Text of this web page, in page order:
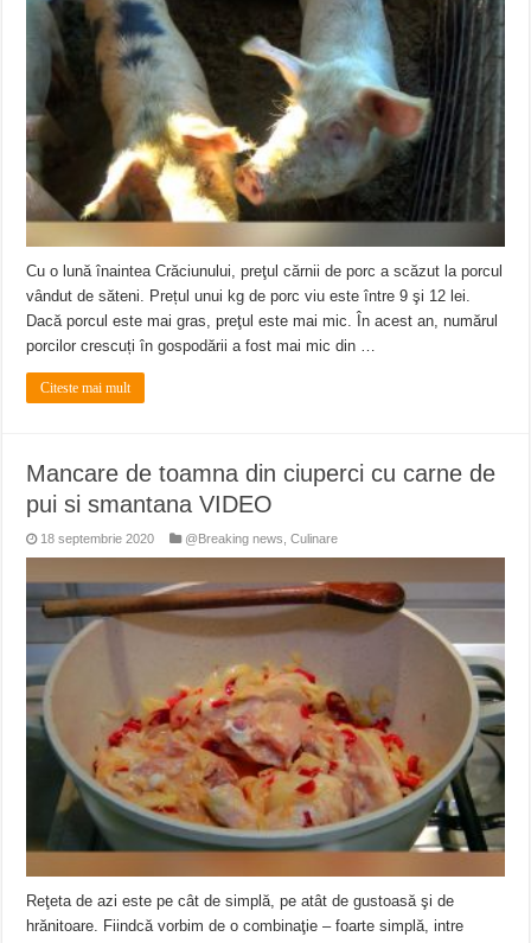
ANUNŢ OPRIRE APĂ în CARANSEBEȘ avarie
ANUNȚ OPRIRE APĂ în Reșița, cartier Țerova – avarie – 04.08.2026
Cu o lună înaintea Crăciunului, preţul cărnii de porc a scăzut la porcul
vândut de săteni. Prețul unui kg de porc viu este între 9 şi 12 lei.
Dacă porcul este mai gras, preţul este mai mic. În acest an, numărul
porcilor crescuți în gospodării a fost mai mic din …
Citeste mai mult
Mancare de toamna din ciuperci cu carne de
pui si smantana VIDEO
18 septembrie 2020 @Breaking news ,Culinare
Reţeta de azi este pe cât de simplă, pe atât de gustoasă şi de
hrănitoare. Fiindcă vorbim de o combinaţie – foarte simplă, intre